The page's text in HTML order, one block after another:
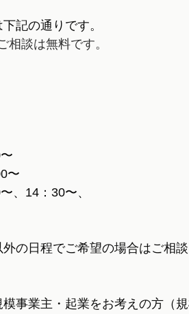
記の通りです。
談は無料です。
〜
、14：30〜、
の日程でご希望の場合はご相談
事業主・起業をお考えの方（